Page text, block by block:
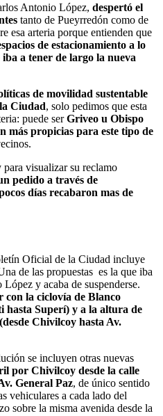
Antonio López, despertó el
tanto de Pueyrredón como de
esa arteria porque entienden que
de estacionamiento a lo
a tener de largo la nueva
de movilidad sustentable
Ciudad, solo pedimos que esta
puede serGriveo u Obispo
más propicias para este tipo de
visualizar su reclamo
pedido a través de
días recabaron mas de
Oficial de la Ciudad incluye
de las propuestas es la que iba
y acaba de suspenderse.
la ciclovía de Blanco
hasta Superí) y a la altura de
Chivilcoy hasta Av.
se incluyen otras nuevas
por Chivilcoy desde la calle
General Paz, de único sentido
vehiculares a cada lado del
sobre la misma avenida desde la